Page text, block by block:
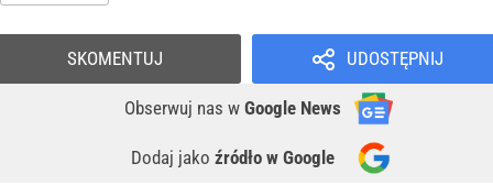
UDOSTĘPNIJ
Obserwuj nas w Google News
Dodaj jako źródło w Google
SKOMENTUJ